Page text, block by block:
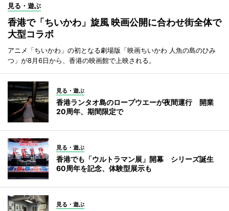
見る・遊ぶ
香港で「ちいかわ」旋風 映画公開に合わせ街全体で
大型コラボ
アニメ「ちいかわ」の初となる劇場版「映画ちいかわ 人魚の島のひみ
つ」が8月6日から、香港の映画館で上映される。
見る・遊ぶ
香港ランタオ島のロープウエーが夜間運行 開業
20周年、期間限定で
見る・遊ぶ
香港でも「ウルトラマン展」開幕 シリーズ誕生
60周年を記念、体験型展示も
見る・遊ぶ